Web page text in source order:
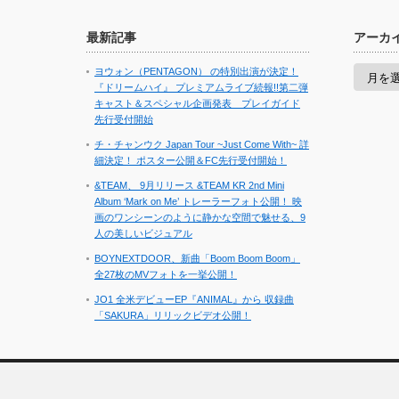
最新記事
ヨウォン（PENTAGON） の特別出演が決定！
『ドリームハイ』 プレミアムライブ続報!!第二弾
キャスト＆スペシャル企画発表 プレイガイド
先行受付開始
チ・チャンウク Japan Tour ~Just Come With~ 詳
細決定！ ポスター公開＆FC先行受付開始！
&TEAM、 9月リリース &TEAM KR 2nd Mini
Album ‘Mark on Me’ トレーラーフォト公開！ 映
画のワンシーンのように静かな空間で魅せる、9
人の美しいビジュアル
BOYNEXTDOOR、新曲「Boom Boom Boom」
全27枚のMVフォトを一挙公開！
JO1 全米デビューEP『ANIMAL』から 収録曲
「SAKURA」リリックビデオ公開！
アーカ
ア